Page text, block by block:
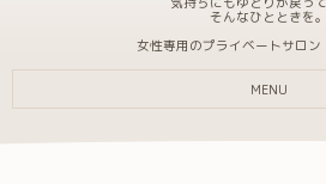
そんなひとときを。
女性専用のプライベートサロン
MENU